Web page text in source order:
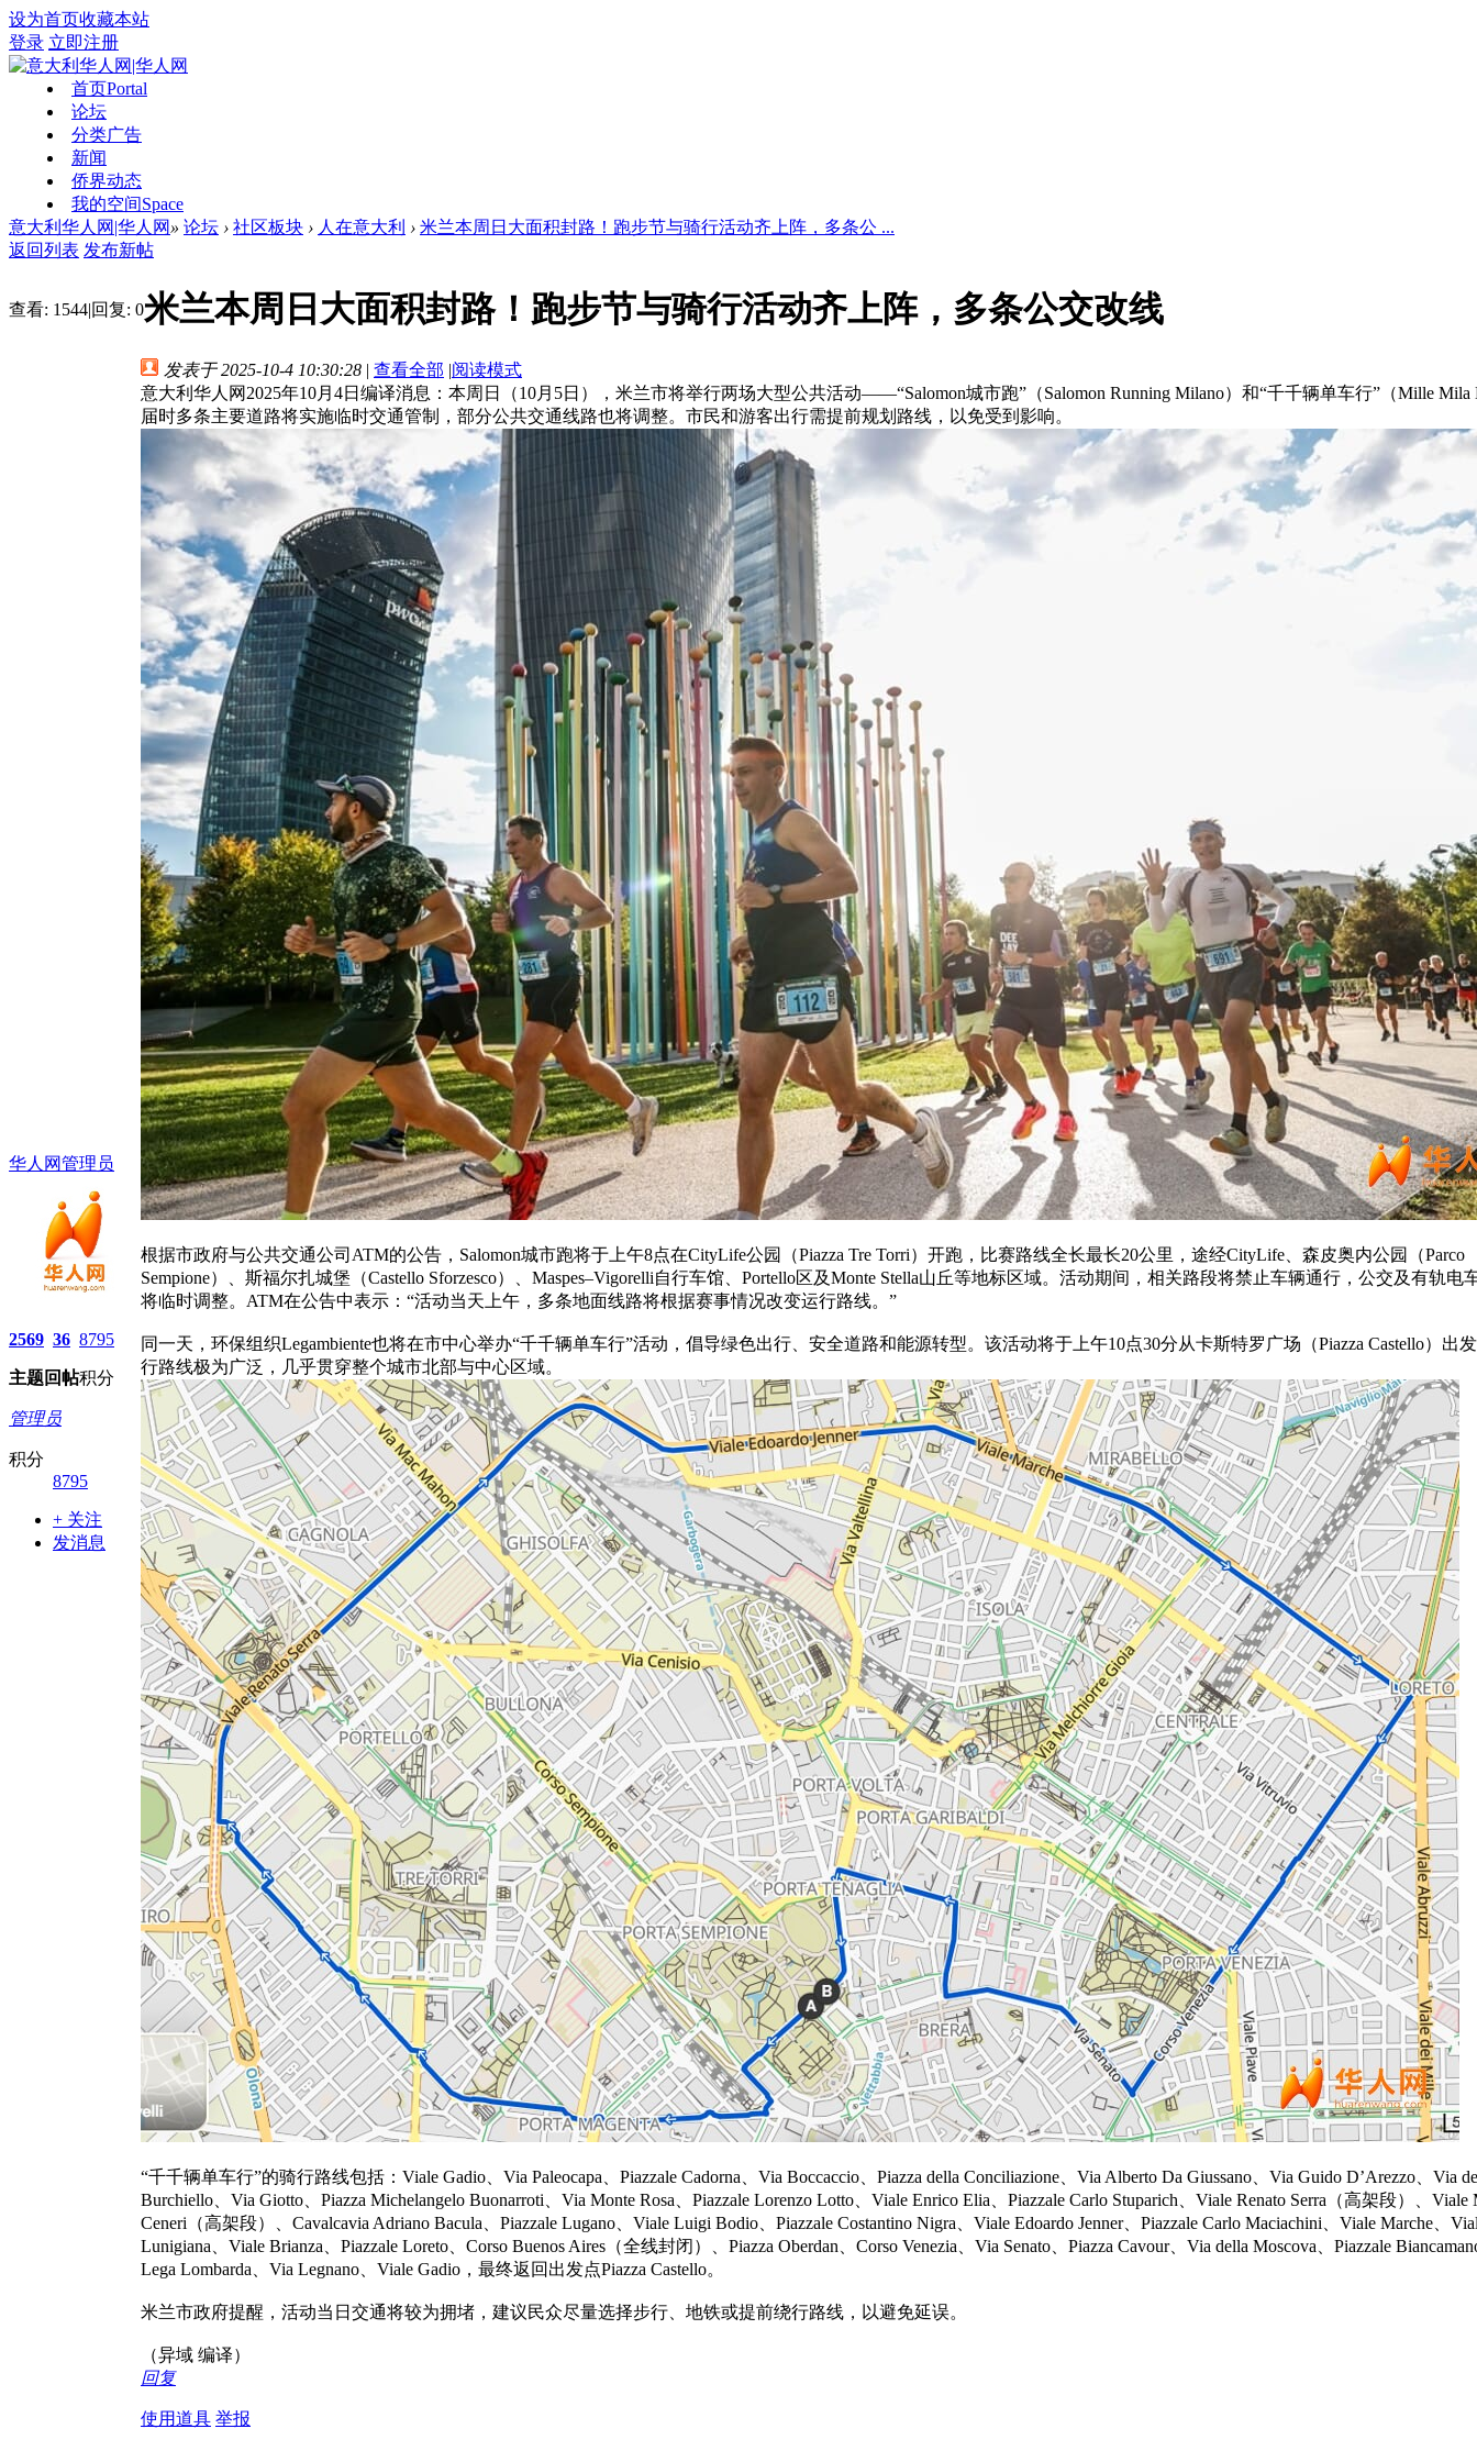
设为首页收藏本站
登录 立即注册
首页Portal
论坛
分类广告
新闻
侨界动态
我的空间Space
意大利华人网|华人网 » 论坛 › 社区板块 › 人在意大利 › 米兰本周日大面积封路！跑步节与骑行活动齐上阵，多条公 ...
返回列表 发布新帖
查看: 1544|回复: 0米兰本周日大面积封路！跑步节与骑行活动齐上阵，多条公交改线
华人网管理员
2569
主题
36
回帖
8795
积分
管理员
积分
8795
+ 关注
发消息
发表于 2025-10-4 10:30:28 | 查看全部 |阅读模式
意大利华人网2025年10月4日编译消息：本周日（10月5日），米兰市将举行两场大型公共活动——“Salomon城市跑”（Salomon Running Milano）和“千千辆单车行”（Mille Mila
届时多条主要道路将实施临时交通管制，部分公共交通线路也将调整。市民和游客出行需提前规划路线，以免受到影响。
根据市政府与公共交通公司ATM的公告，Salomon城市跑将于上午8点在CityLife公园（Piazza Tre Torri）开跑，比赛路线全长最长20公里，途经CityLife、森皮奥内公园（Parco
Sempione）、斯福尔扎城堡（Castello Sforzesco）、Maspes–Vigorelli自行车馆、Portello区及Monte Stella山丘等地标区域。活动期间，相关路段将禁止车辆通行，公交及有轨电
将临时调整。ATM在公告中表示：“活动当天上午，多条地面线路将根据赛事情况改变运行路线。”
同一天，环保组织Legambiente也将在市中心举办“千千辆单车行”活动，倡导绿色出行、安全道路和能源转型。该活动将于上午10点30分从卡斯特罗广场（Piazza Castello）出
行路线极为广泛，几乎贯穿整个城市北部与中心区域。
“千千辆单车行”的骑行路线包括：Viale Gadio、Via Paleocapa、Piazzale Cadorna、Via Boccaccio、Piazza della Conciliazione、Via Alberto Da Giussano、Via Guido D’Arezzo、Via
Burchiello、Via Giotto、Piazza Michelangelo Buonarroti、Via Monte Rosa、Piazzale Lorenzo Lotto、Viale Enrico Elia、Piazzale Carlo Stuparich、Viale Renato Serra（高架段）、Viale
Ceneri（高架段）、Cavalcavia Adriano Bacula、Piazzale Lugano、Viale Luigi Bodio、Piazzale Costantino Nigra、Viale Edoardo Jenner、Piazzale Carlo Maciachini、Viale Marche、
Lunigiana、Viale Brianza、Piazzale Loreto、Corso Buenos Aires（全线封闭）、Piazza Oberdan、Corso Venezia、Via Senato、Piazza Cavour、Via della Moscova、Piazzale
Lega Lombarda、Via Legnano、Viale Gadio，最终返回出发点Piazza Castello。
米兰市政府提醒，活动当日交通将较为拥堵，建议民众尽量选择步行、地铁或提前绕行路线，以避免延误。
（异域 编译）
回复
使用道具 举报